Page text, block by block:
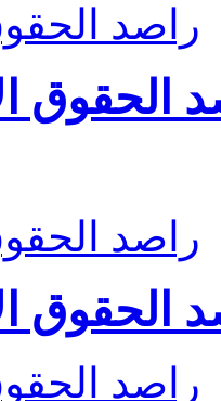
راصد
الحقوق
راصد
الحقوق
راصد